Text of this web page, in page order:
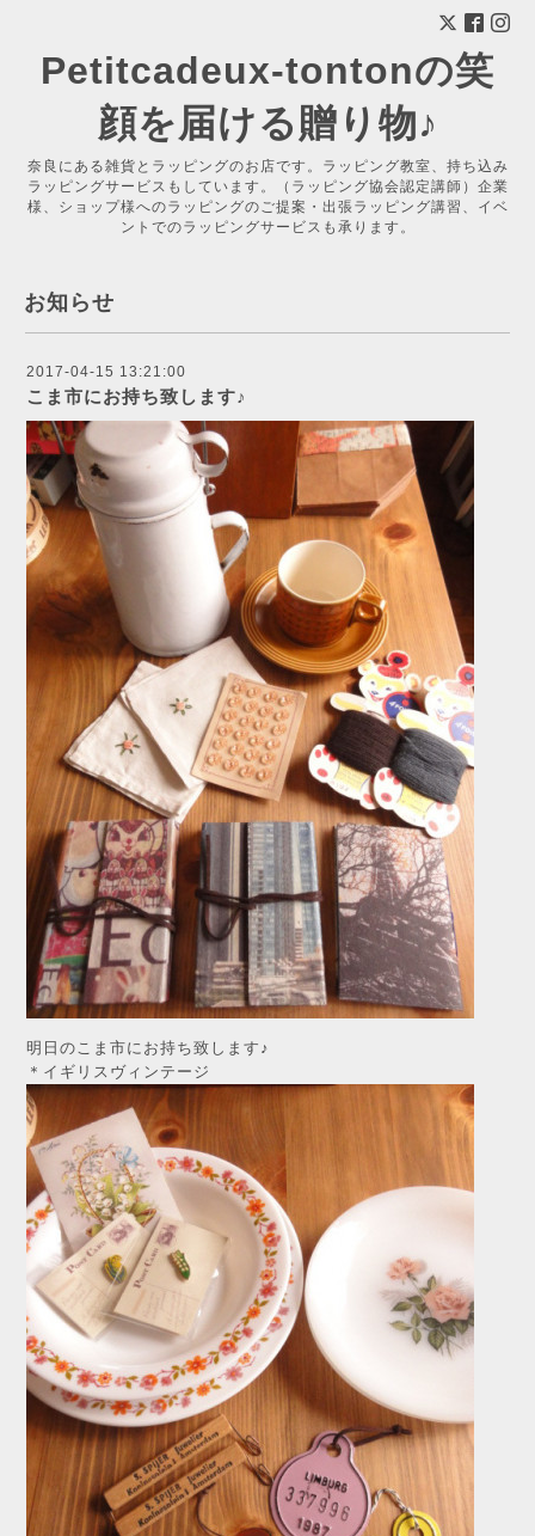
Petitcadeux-tontonの笑
顔を届ける贈り物♪
奈良にある雑貨とラッピングのお店です。ラッピング教室、持ち込み
ラッピングサービスもしています。（ラッピング協会認定講師）企業
様、ショップ様へのラッピングのご提案・出張ラッピング講習、イベ
ントでのラッピングサービスも承ります。
お知らせ
2017-04-15 13:21:00
こま市にお持ち致します♪
明日のこま市にお持ち致します♪
＊イギリスヴィンテージ